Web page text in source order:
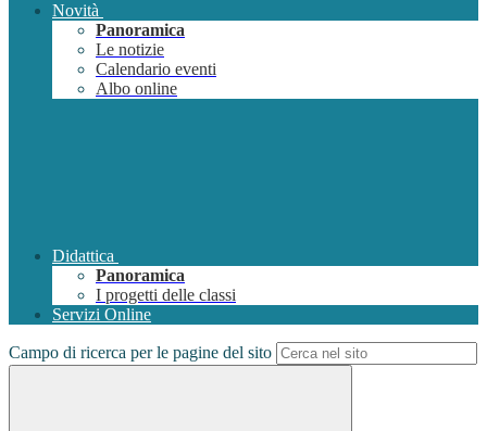
Novità
Panoramica
Le notizie
Calendario eventi
Albo online
Didattica
Panoramica
I progetti delle classi
Servizi Online
Campo di ricerca per le pagine del sito